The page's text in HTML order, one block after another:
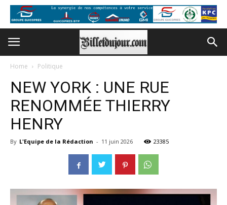
Home Politique
NEW YORK : UNE RUE
RENOMMÉE THIERRY
HENRY
By L'Equipe de la Rédaction - 11 juin 2026 23385